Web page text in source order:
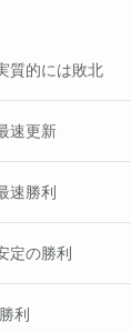
質的には敗北
速更新
速勝利
定の勝利
利